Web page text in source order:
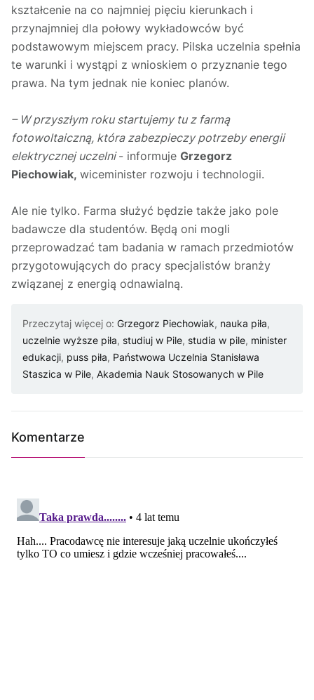
kształcenie na co najmniej pięciu kierunkach i
przynajmniej dla połowy wykładowców być
podstawowym miejscem pracy. Pilska uczelnia spełnia
te warunki i wystąpi z wnioskiem o przyznanie tego
prawa. Na tym jednak nie koniec planów.
– W przyszłym roku startujemy tu z farmą
fotowoltaiczną, która zabezpieczy potrzeby energii
elektrycznej uczelni- informuje Grzegorz
Piechowiak, wiceminister rozwoju i technologii.
Ale nie tylko. Farma służyć będzie także jako pole
badawcze dla studentów. Będą oni mogli
przeprowadzać tam badania w ramach przedmiotów
przygotowujących do pracy specjalistów branży
związanej z energią odnawialną.
Przeczytaj więcej o: Grzegorz Piechowiak, nauka piła,
uczelnie wyższe piła, studiuj w Pile, studia w pile, minister
edukacji, puss piła, Państwowa Uczelnia Stanisława
Staszica w Pile, Akademia Nauk Stosowanych w Pile
Komentarze